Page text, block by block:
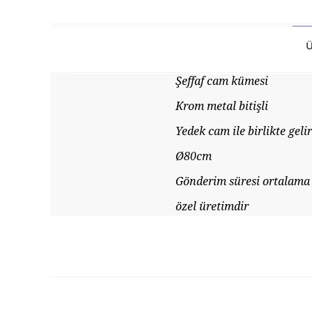
Şeffaf cam kümesi
Krom metal bitişli
Yedek cam ile birlikte gelir
Ø80cm
Gönderim süresi ortalama
özel üretimdir